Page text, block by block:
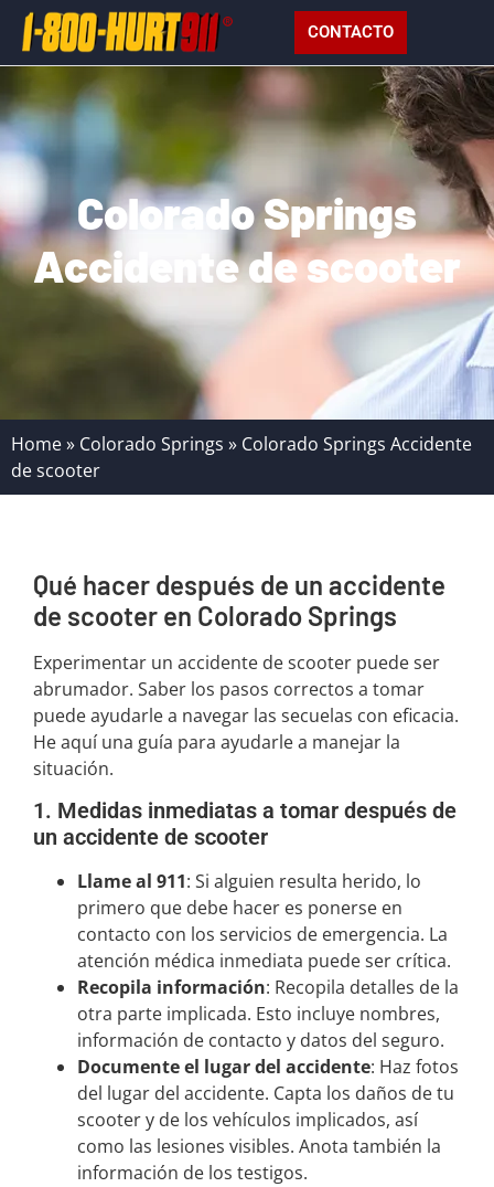
CONTACTO
Colorado Springs
Accidente de scooter
Home» Colorado Springs » Colorado Springs Accidente
de scooter
Qué hacer después de un accidente
de scooter en Colorado Springs
Experimentar un accidente de scooter puede ser
abrumador. Saber los pasos correctos a tomar
puede ayudarle a navegar las secuelas con eficacia.
He aquí una guía para ayudarle a manejar la
situación.
1. Medidas inmediatas a tomar después de
un accidente de scooter
Llame al 911: Si alguien resulta herido, lo
primero que debe hacer es ponerse en
contacto con los servicios de emergencia. La
atención médica inmediata puede ser crítica.
Recopila información: Recopila detalles de la
otra parte implicada. Esto incluye nombres,
información de contacto y datos del seguro.
Documente el lugar del accidente: Haz fotos
del lugar del accidente. Capta los daños de tu
scooter y de los vehículos implicados, así
como las lesiones visibles. Anota también la
información de los testigos.